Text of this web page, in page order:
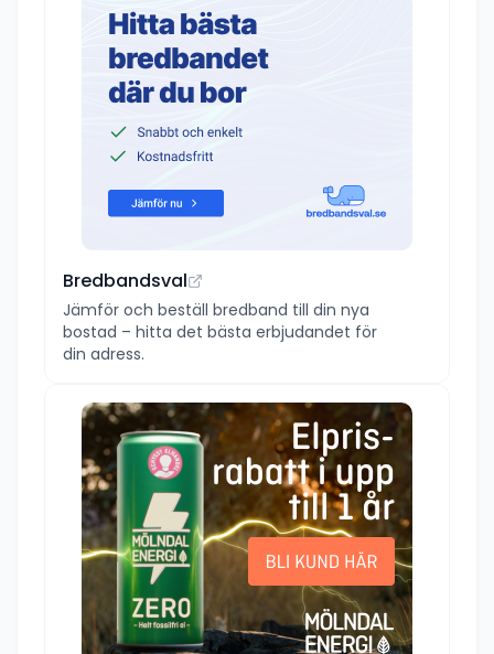
Bredbandsval
Jämför och beställ bredband till din nya
bostad – hitta det bästa erbjudandet för
din adress.